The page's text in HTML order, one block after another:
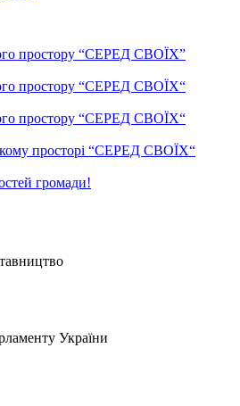
простору “СЕРЕД СВОЇХ”
простору “СЕРЕД СВОЇХ“
простору “СЕРЕД СВОЇХ“
просторі “СЕРЕД СВОЇХ“
громади!
України